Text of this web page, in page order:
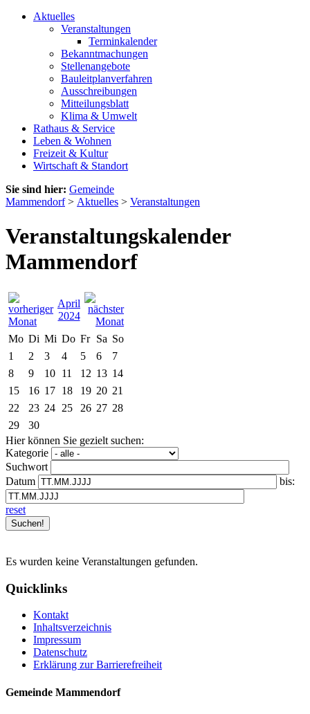
Aktuelles
Veranstaltungen
Terminkalender
Bekanntmachungen
Stellenangebote
Bauleitplanverfahren
Ausschreibungen
Mitteilungsblatt
Klima & Umwelt
Rathaus & Service
Leben & Wohnen
Freizeit & Kultur
Wirtschaft & Standort
Sie sind hier: Gemeinde
Mammendorf> Aktuelles > Veranstaltungen
Veranstaltungskalender
Mammendorf
April
2024
Mo Di Mi Do Fr Sa So
1
2 3 4 5 6
7
8
9 10 11 12 13 14
15
16 17 18 19 20 21
22
23 24 25 26 27 28
29
30
Hier können Sie gezielt suchen:
Kategorie
Suchwort
Datum
bis:
reset
Es wurden keine Veranstaltungen gefunden.
Quicklinks
Kontakt
Inhaltsverzeichnis
Impressum
Datenschutz
Erklärung zur Barrierefreiheit
Gemeinde Mammendorf